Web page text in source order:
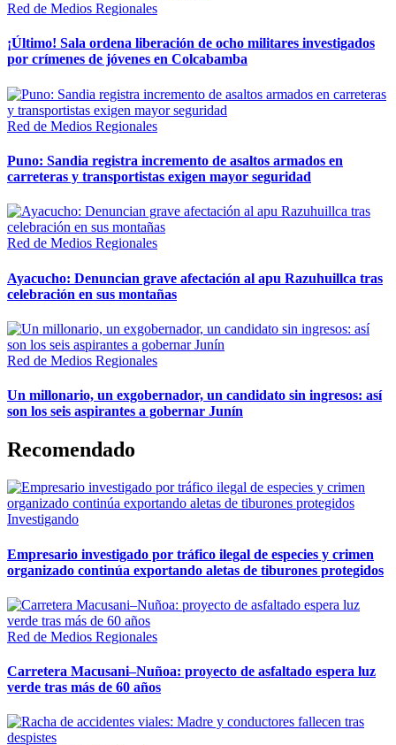
Red de Medios Regionales
¡Último! Sala ordena liberación de ocho militares investigados
por crímenes de jóvenes en Colcabamba
Red de Medios Regionales
Puno: Sandia registra incremento de asaltos armados en
carreteras y transportistas exigen mayor seguridad
Red de Medios Regionales
Ayacucho: Denuncian grave afectación al apu Razuhuillca tras
celebración en sus montañas
Red de Medios Regionales
Un millonario, un exgobernador, un candidato sin ingresos: así
son los seis aspirantes a gobernar Junín
Recomendado
Investigando
Empresario investigado por tráfico ilegal de especies y crimen
organizado continúa exportando aletas de tiburones protegidos
Red de Medios Regionales
Carretera Macusani–Nuñoa: proyecto de asfaltado espera luz
verde tras más de 60 años